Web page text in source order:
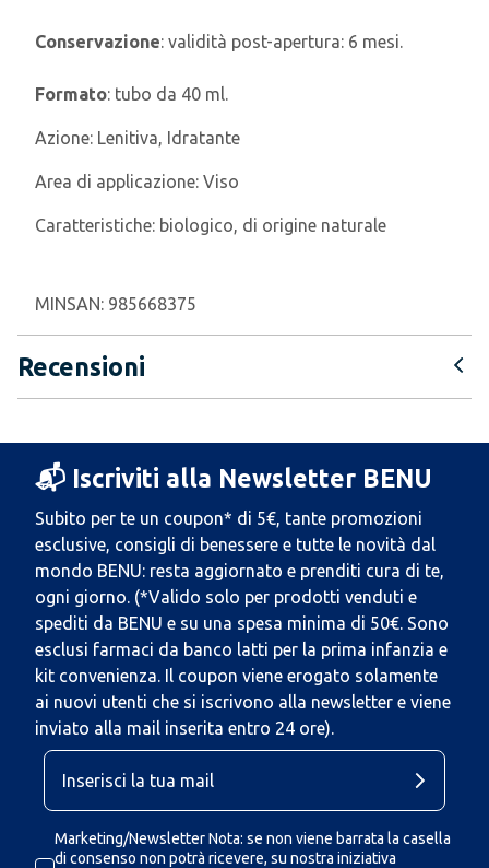
Conservazione: validità post-apertura: 6 mesi.
Formato: tubo da 40 ml.
Azione: Lenitiva, Idratante
Area di applicazione: Viso
Caratteristiche: biologico, di origine naturale
MINSAN: 985668375
Recensioni
📬 Iscriviti alla Newsletter BENU
Subito per te un coupon* di 5€, tante promozioni
esclusive, consigli di benessere e tutte le novità dal
mondo BENU: resta aggiornato e prenditi cura di te,
ogni giorno. (*Valido solo per prodotti venduti e
spediti da BENU e su una spesa minima di 50€. Sono
esclusi farmaci da banco latti per la prima infanzia e
kit convenienza. Il coupon viene erogato solamente
ai nuovi utenti che si iscrivono alla newsletter e viene
inviato alla mail inserita entro 24 ore).
Marketing/Newsletter Nota: se non viene barrata la casella
di consenso non potrà ricevere, su nostra iniziativa